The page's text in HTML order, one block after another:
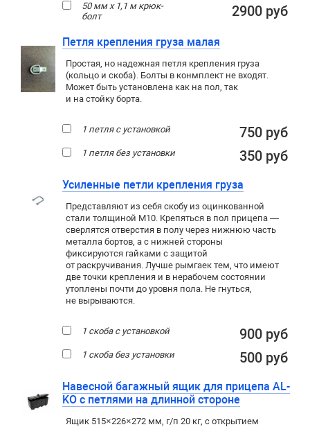
50 мм х 1,1 м крюк-
болт
2900 руб
Петля крепления груза малая
Простая, но надежная петля крепления груза
(кольцо и скоба). Болты в конмплект не входят.
Может быть установлена как на пол, так
и на стойку борта.
1 петля с установкой 750 руб
1 петля без установки 350 руб
Усиленные петли крепления груза
Представляют из себя скобу из оцинкованной
стали толщиной М10. Крепяться в пол прицепа —
сверлятся отверстия в полу через нижнюю часть
металла бортов, а с нижней стороны
фиксируются гайками с защитой
от раскручивания. Лучше рымгаек тем, что имеют
две точки крепления и в нерабочем состоянии
утоплены почти до уровня пола. Не гнуться,
не вырываются.
1 скоба с установкой 900 руб
1 скоба без установки 500 руб
Навесной багажный ящик для прицепа AL-
KO с петлями на длинной стороне
Ящик 515×226×272 мм, г/п 20 кг, с открытием